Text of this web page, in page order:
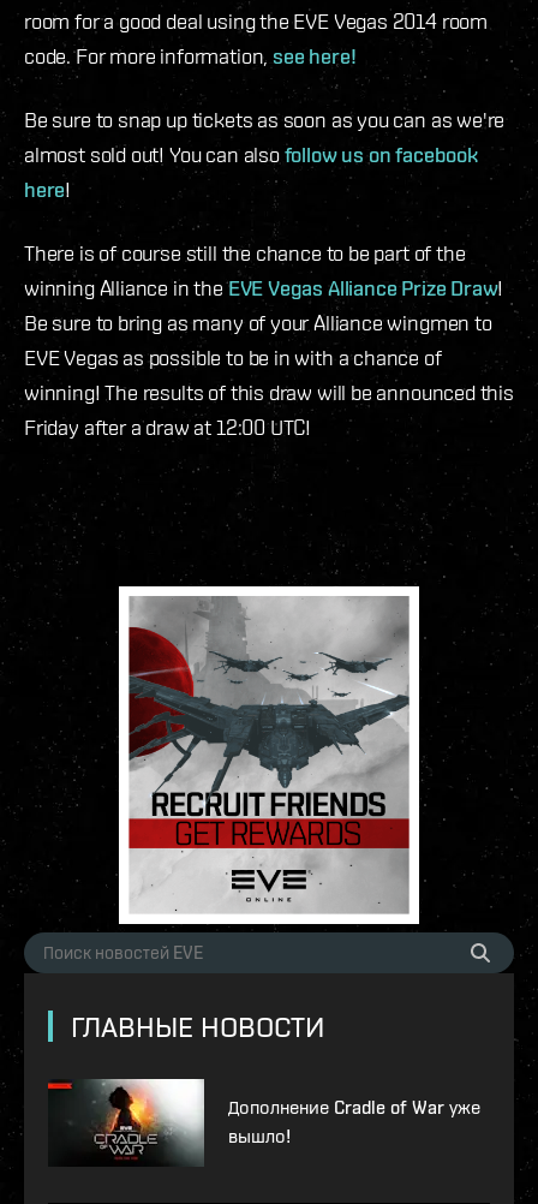
room for a good deal using the EVE Vegas 2014 room
code. For more information, see here!
Be sure to snap up tickets as soon as you can as we're
almost sold out! You can alsofollow us on facebook
here!
There is of course still the chance to be part of the
winning Alliance in theEVE Vegas Alliance Prize Draw!
Be sure to bring as many of your Alliance wingmen to
EVE Vegas as possible to be in with a chance of
winning! The results of this draw will be announced this
Friday after a draw at 12:00 UTC!
ГЛАВНЫЕ НОВОСТИ
Дополнение Cradle of War уже
вышло!